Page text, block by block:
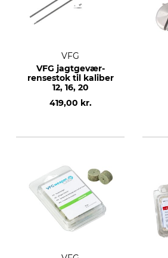
VFG
VFG jagtgevær-
rensestok til kaliber
12, 16, 20
419,00 kr.